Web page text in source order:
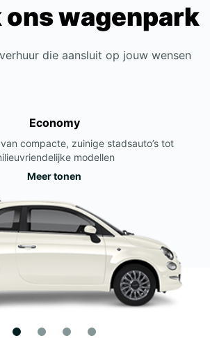
ons wagenpark
die aansluit op jouw wensen
Economy
compacte, zuinige stadsauto’s tot
modellen
Meer tonen